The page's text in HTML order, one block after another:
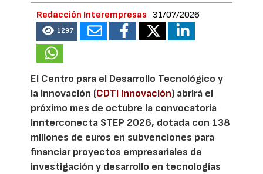
Redacción Interempresas 31/07/2026
1297
El Centro para el Desarrollo Tecnológico y
la Innovación (CDTI Innovación) abrirá el
próximo mes de octubre la convocatoria
Innterconecta STEP 2026, dotada con 138
millones de euros en subvenciones para
financiar proyectos empresariales de
investigación y desarrollo en tecnologías